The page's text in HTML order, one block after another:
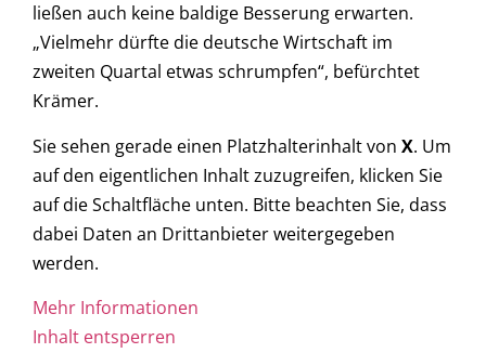
ließen auch keine baldige Besserung erwarten.
„Vielmehr dürfte die deutsche Wirtschaft im
zweiten Quartal etwas schrumpfen“, befürchtet
Krämer.
Sie sehen gerade einen Platzhalterinhalt von X. Um
auf den eigentlichen Inhalt zuzugreifen, klicken Sie
auf die Schaltfläche unten. Bitte beachten Sie, dass
dabei Daten an Drittanbieter weitergegeben
werden.
Mehr Informationen
Inhalt entsperren